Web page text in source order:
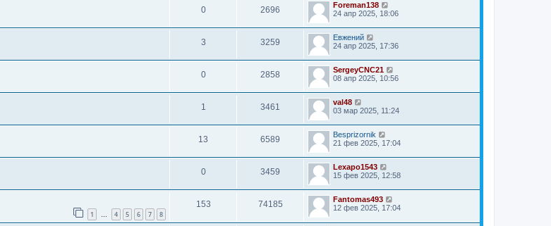
0 2696
Foreman138
24 апр 2025, 18:06
3 3259
Евжений
24 апр 2025, 17:36
0 2858
SergeyCNC21
08 апр 2025, 10:56
1 3461
val48
03 мар 2025, 11:24
13 6589
Besprizornik
21 фев 2025, 17:04
0 3459
Lexapo1543
15 фев 2025, 12:58
1 … 4 5 6 7 8
153 74185
Fantomas493
12 фев 2025, 17:04